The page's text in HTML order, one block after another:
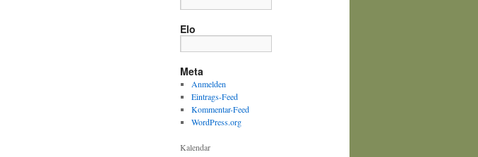
Elo
Meta
Anmelden
Eintrags-Feed
Kommentar-Feed
WordPress.org
Kalendar